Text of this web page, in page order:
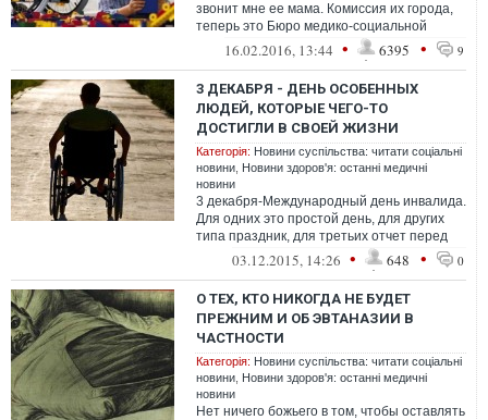
звонит мне ее мама. Комиссия их города,
теперь это Бюро медико-социальной
экспертизы №38, приняло решение, что...
16.02.2016, 13:44 • 6395 • 9
3 ДЕКАБРЯ - ДЕНЬ ОСОБЕННЫХ
ЛЮДЕЙ, КОТОРЫЕ ЧЕГО-ТО
ДОСТИГЛИ В СВОЕЙ ЖИЗНИ
Категорія: Новини суспільства: читати соціальні
новини Новини здоров'я: останні медичні
новини
3 декабря-Международный день инвалида.
Для одних это простой день, для других
типа праздник, для третьих отчет перед
государством за год
03.12.2015, 14:26 • 648 • 0
О ТЕХ, КТО НИКОГДА НЕ БУДЕТ
ПРЕЖНИМ И ОБ ЭВТАНАЗИИ В
ЧАСТНОСТИ
Категорія: Новини суспільства: читати соціальні
новини Новини здоров'я: останні медичні
новини
Нет ничего божьего в том, чтобы оставлять